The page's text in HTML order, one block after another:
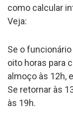
como calcular
Veja:
Se o
oito horas para
almoço às 12h,
Se retornar às
às 19h.